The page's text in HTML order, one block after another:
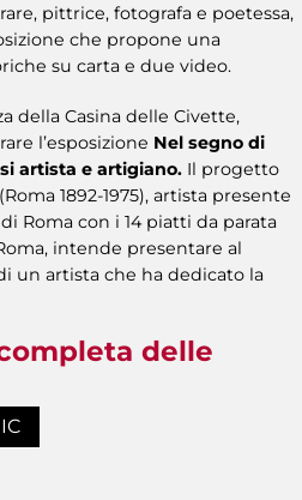
pittrice, fotografa e poetessa,
che propone una
su carta e due video.
della Casina delle Civette,
l’esposizione Nel segno di
artista e artigiano. Il progetto
1892-1975), artista presente
Roma con i 14 piatti da parata
intende presentare al
un artista che ha dedicato la
delle